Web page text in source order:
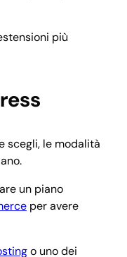
più
scegli, le modalità
un piano
per avere
o uno dei